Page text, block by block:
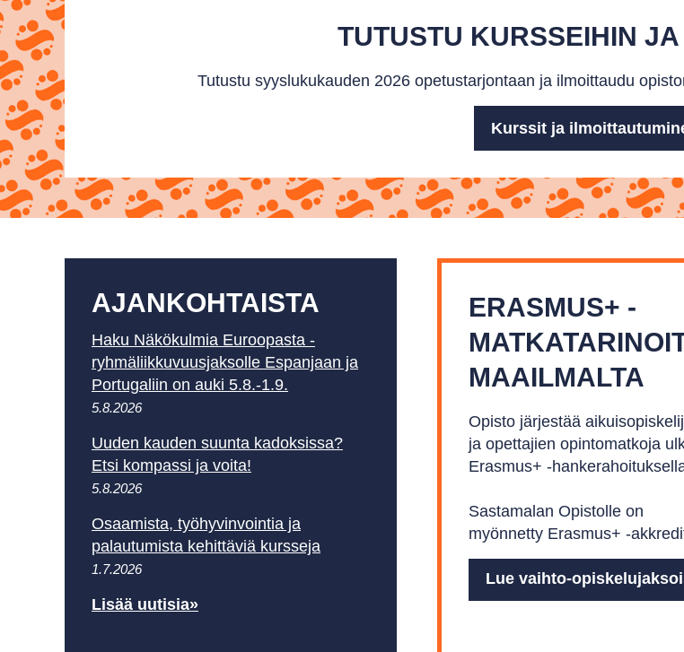
TUTUSTU KURSSEIHIN
Tutustu syyslukukauden 2026 opetustarjontaan ja ilmoittaudu
Kurssit ja
AJAN­KOHTAISTA
Haku Näkökulmia Euroopasta -
ryhmäliikkuvuusjaksolle Espanjaan ja
Portugaliin on auki 5.8.-1.9.
5.8.2026
Uuden kauden suunta kadoksissa?
Etsi kompassi ja voita!
5.8.2026
Osaamista, työhyvinvointia ja
palautumista kehittäviä kursseja
1.7.2026
Lisää uutisia»
ERASMUS+ -
MAAILMALTA
Opisto järjestää
ja opettajien opintomatkoja
Erasmus+ -
Sastamalan Opistolle on
myönnetty Erasmus+ -
Lue vaihto-